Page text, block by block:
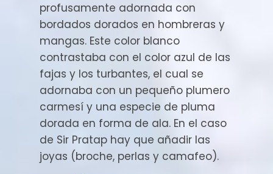
profusamente adornada con
bordados dorados en hombreras y
mangas. Este color blanco
contrastaba con el color azul de las
fajas y los turbantes, el cual se
adornaba con un pequeño plumero
carmesí y una especie de pluma
dorada en forma de ala. En el caso
de Sir Pratap hay que añadir las
joyas (broche, perlas y camafeo).